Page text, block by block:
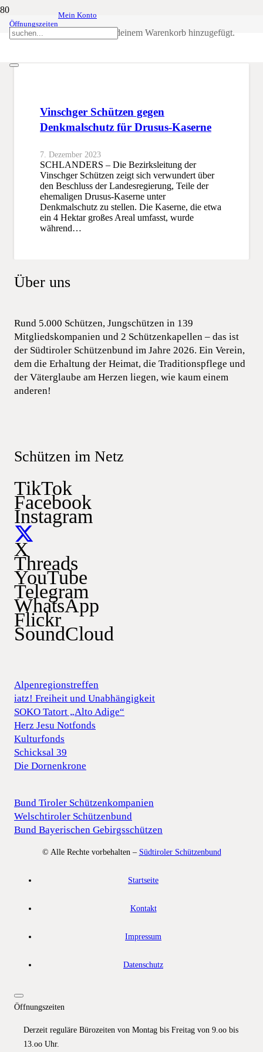
Öffnungszeiten
Mein Konto
wurde deinem Warenkorb hinzugefügt.
Drusus
Vinschger Schützen gegen
Denkmalschutz für Drusus-Kaserne
7. Dezember 2023
SCHLANDERS – Die Bezirksleitung der
Vinschger Schützen zeigt sich verwundert über
den Beschluss der Landesregierung, Teile der
ehemaligen Drusus-Kaserne unter
Denkmalschutz zu stellen. Die Kaserne, die etwa
ein 4 Hektar großes Areal umfasst, wurde
während…
Über uns
Rund 5.000 Schützen, Jungschützen in 139
Mitgliedskompanien und 2 Schützenkapellen – das ist
der Südtiroler Schützenbund im Jahre 2026. Ein Verein,
dem die Erhaltung der Heimat, die Traditionspflege und
der Väterglaube am Herzen liegen, wie kaum einem
anderen!
Schützen im Netz
TikTok
Facebook
Instagram
X
Threads
YouTube
Telegram
WhatsApp
Flickr
SoundCloud
Alpenregionstreffen
iatz! Freiheit und Unabhängigkeit
SOKO Tatort „Alto Adige“
Herz Jesu Notfonds
Kulturfonds
Schicksal 39
Die Dornenkrone
Bund Tiroler Schützenkompanien
Welschtiroler Schützenbund
Bund Bayerischen Gebirgsschützen
© Alle Rechte vorbehalten – Südtiroler Schützenbund
Startseite
Kontakt
Impressum
Datenschutz
Öffnungszeiten
Derzeit reguläre Bürozeiten von Montag bis Freitag von 9.oo bis
13.oo Uhr.